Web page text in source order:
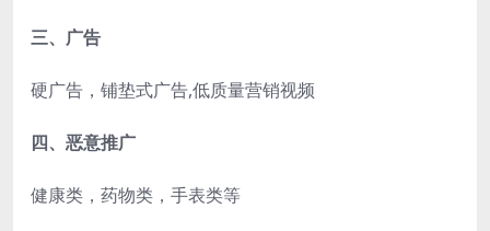
三、广告
硬广告，铺垫式广告,低质量营销视频
四、恶意推广
健康类，药物类，手表类等